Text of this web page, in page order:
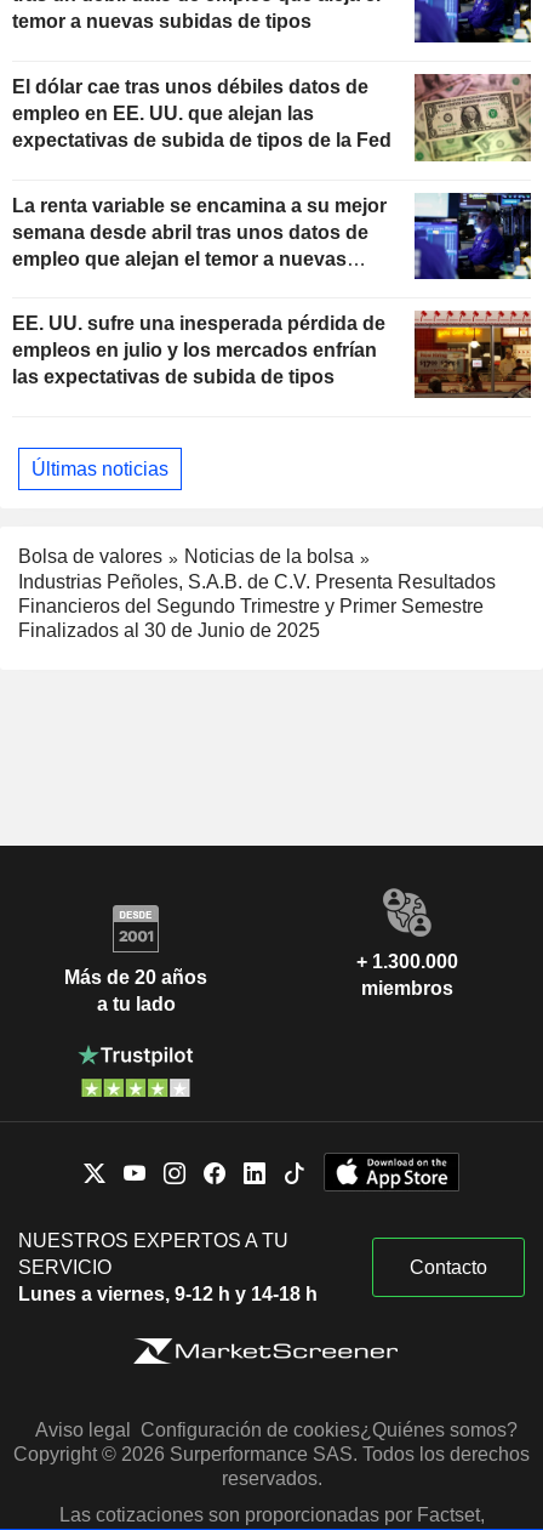
temor a nuevas subidas de tipos
El dólar cae tras unos débiles datos de
empleo en EE. UU. que alejan las
expectativas de subida de tipos de la Fed
La renta variable se encamina a su mejor
semana desde abril tras unos datos de
empleo que alejan el temor a nuevas
EE. UU. sufre una inesperada pérdida de
empleos en julio y los mercados enfrían
las expectativas de subida de tipos
Últimas noticias
Bolsa de valores
Noticias de la bolsa
Industrias Peñoles, S.A.B. de C.V. Presenta Resultados
Financieros del Segundo Trimestre y Primer Semestre
Finalizados al 30 de Junio de 2025
Más de 20 años
a tu lado
+ 1.300.000
miembros
NUESTROS EXPERTOS A TU
SERVICIO
Lunes a viernes, 9-12 h y 14-18 h
Contacto
Aviso legal Configuración de cookies¿Quiénes somos?
Copyright © 2026 Surperformance SAS. Todos los derechos
reservados.
Las cotizaciones son proporcionadas por Factset,